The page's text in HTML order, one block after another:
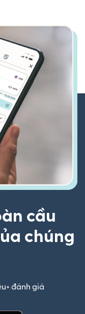
cầu
chúng
đánh giá